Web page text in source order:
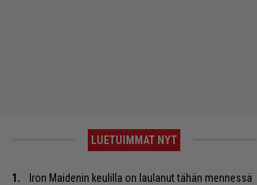
LUETUIMMAT NYT
Iron Maidenin keulilla on laulanut tähän mennessä